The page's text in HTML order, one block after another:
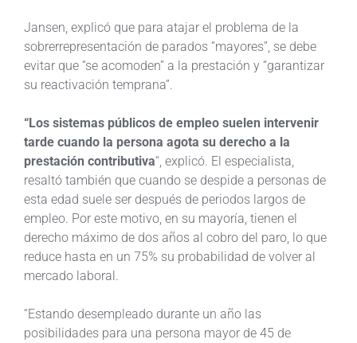
Jansen, explicó que para atajar el problema de la
sobrerrepresentación de parados “mayores”, se debe
evitar que “se acomoden” a la prestación y “garantizar
su reactivación temprana”.
“Los sistemas públicos de empleo suelen intervenir
tarde cuando la persona agota su derecho a la
prestación contributiva“, explicó. El especialista,
resaltó también que cuando se despide a personas de
esta edad suele ser después de periodos largos de
empleo. Por este motivo, en su mayoría, tienen el
derecho máximo de dos años al cobro del paro, lo que
reduce hasta en un 75% su probabilidad de volver al
mercado laboral.
“Estando desempleado durante un año las
posibilidades para una persona mayor de 45 de